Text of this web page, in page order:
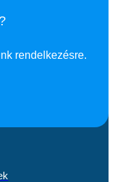
rendelkezésre.